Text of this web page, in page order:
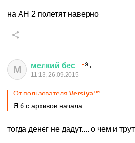
на АН 2 полетят наверно
М мелкий бес
11:13, 26.09.2015
От пользователя \/ersiya™
Я б с архивов начала.
тогда денег не дадут.....о чем и трут